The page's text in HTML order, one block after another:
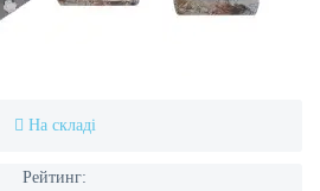
На складі
Рейтинг: